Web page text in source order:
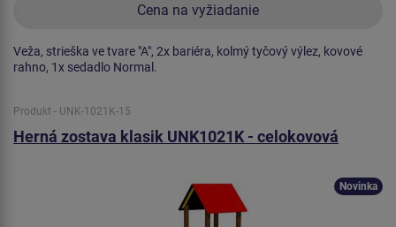
Cena na vyžiadanie
Veža, strieška ve tvare "A", 2x bariéra, kolmý tyčový výlez, kovové
rahno, 1x sedadlo Normal.
Produkt - UNK-1021K-15
Herná zostava klasik UNK1021K - celokovová
Novinka